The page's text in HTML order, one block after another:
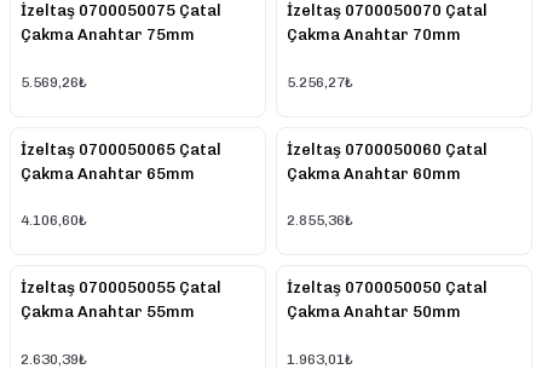
İzeltaş 0700050075 Çatal
Çakma Anahtar 75mm
5.569,26₺
İzeltaş 0700050070 Çatal
Çakma Anahtar 70mm
5.256,27₺
İzeltaş 0700050065 Çatal
Çakma Anahtar 65mm
4.106,60₺
İzeltaş 0700050060 Çatal
Çakma Anahtar 60mm
2.855,36₺
İzeltaş 0700050055 Çatal
Çakma Anahtar 55mm
2.630,39₺
İzeltaş 0700050050 Çatal
Çakma Anahtar 50mm
1.963,01₺